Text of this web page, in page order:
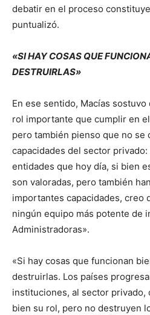
debatir en el proceso
puntualizó.
«SI HAY COSAS QUE
DESTRUIRLAS»
En ese sentido, Macías
rol importante que cumplir en
pero también pienso que no se
capacidades del sector
entidades que hoy día, si bien
son valoradas, pero también
importantes capacidades, creo
ningún equipo más potente de
Administradoras».
«Si hay cosas que funcionan
destruirlas. Los países
instituciones, al sector privado,
bien su rol, pero no destruyen